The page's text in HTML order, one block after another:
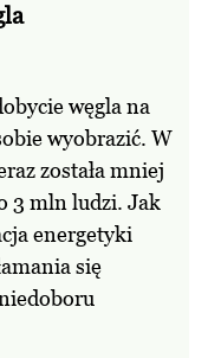
węgla na
wyobrazić. W
została mniej
3 mln ludzi. Jak
energetyki
się